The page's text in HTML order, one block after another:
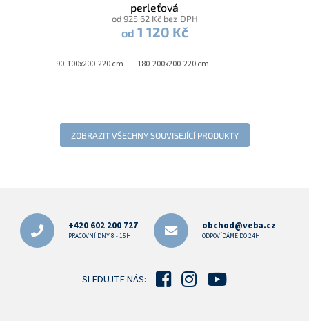
perleťová
od 925,62 Kč bez DPH
od 1 120 Kč
90-100x200-220 cm 180-200x200-220 cm
ZOBRAZIT VŠECHNY SOUVISEJÍCÍ PRODUKTY
+420 602 200 727
PRACOVNÍ DNY 8 - 15H
obchod@veba.cz
ODPOVÍDÁME DO 24H
SLEDUJTE NÁS: